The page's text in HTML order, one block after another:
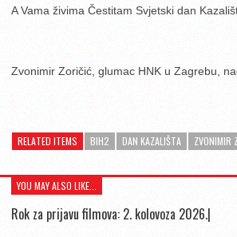
A Vama živima Čestitam Svjetski dan
Zvonimir Zoričić, glumac HNK u Zagrebu,
RELATED ITEMS BIH2 DAN KAZALIŠTA ZVONIMIR
YOU MAY ALSO LIKE...
Rok za prijavu filmova: 2. kolovoza 2026.|